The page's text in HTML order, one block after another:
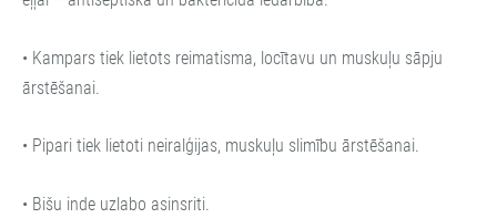
• Kampars tiek lietots reimatisma, locītavu un muskuļu sāpju
ārstēšanai.
• Pipari tiek lietoti neiralģijas, muskuļu slimību ārstēšanai.
• Bišu inde uzlabo asinsriti.